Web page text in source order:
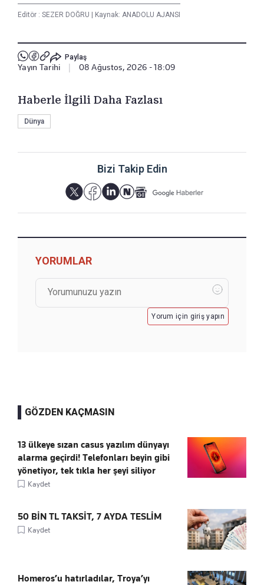
Editör : SEZER DOĞRU Kaynak: ANADOLU AJANSI
Paylaş
Yayın Tarihi 08 Ağustos, 2026 - 18:09
Haberle İlgili Daha Fazlası
Dünya
Bizi Takip Edin
YORUMLAR
Yorum için giriş yapın
GÖZDEN KAÇMASIN
13 ülkeye sızan casus yazılım dünyayı
alarma geçirdi! Telefonları beyin gibi
yönetiyor, tek tıkla her şeyi siliyor
Kaydet
50 BİN TL TAKSİT, 7 AYDA TESLİM
Kaydet
Homeros’u hatırladılar, Troya’yı